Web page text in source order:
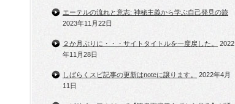
エーテルの流れと意志: 神秘主義から学ぶ自己発見の旅
2023年11月22日
２か月ぶりに・・・サイトタイトルを一度戻した。
2022
年11月28日
しばらくスピ記事の更新はnoteに譲ります。
2022年4月
11日